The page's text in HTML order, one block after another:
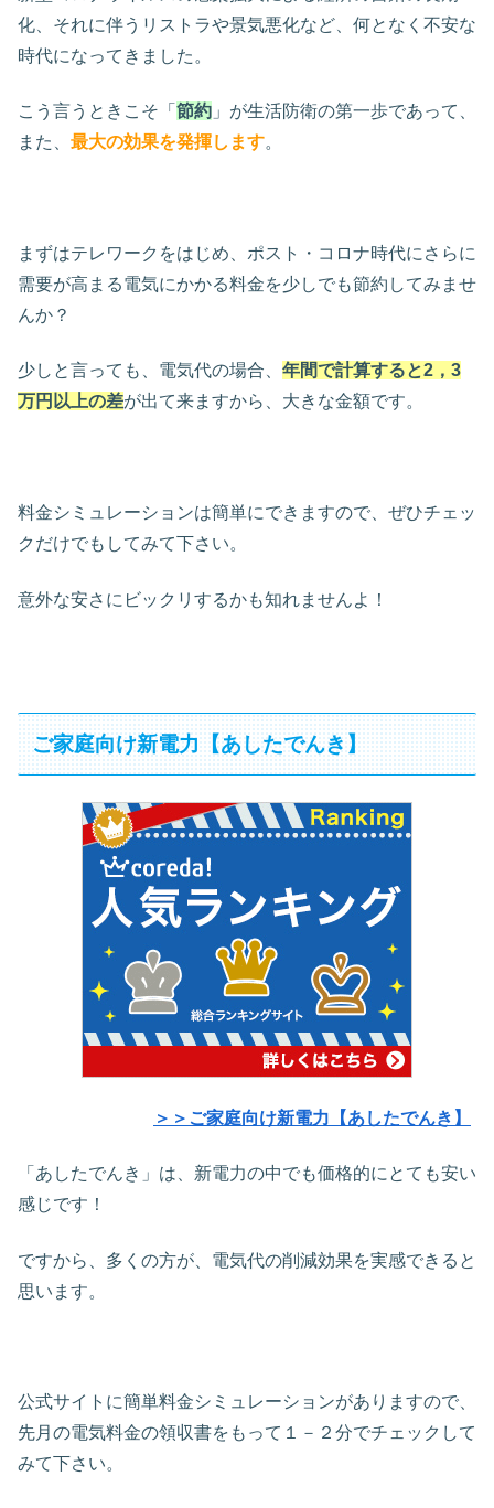
化、それに伴うリストラや景気悪化など、何となく不安な
時代になってきました。
こう言うときこそ「 節約 」が生活防衛の第一歩であって、
また、 最大の効果を発揮します。
まずはテレワークをはじめ、ポスト・コロナ時代にさらに
需要が高まる電気にかかる料金を少しでも節約してみませ
んか？
少しと言っても、電気代の場合、 年間で計算すると2，3
万円以上の差が出て来ますから、大きな金額です。
料金シミュレーションは簡単にできますので、ぜひチェッ
クだけでもしてみて下さい。
意外な安さにビックリするかも知れませんよ！
ご家庭向け新電力【あしたでんき】
＞＞ご家庭向け新電力【あしたでんき】
「あしたでんき」は、新電力の中でも価格的にとても安い
感じです！
ですから、多くの方が、電気代の削減効果を実感できると
思います。
公式サイトに簡単料金シミュレーションがありますので、
先月の電気料金の領収書をもって１－２分でチェックして
みて下さい。